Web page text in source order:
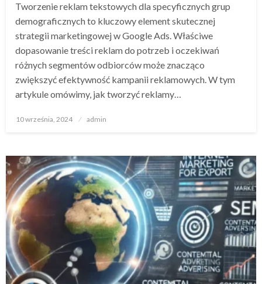
Tworzenie reklam tekstowych dla specyficznych grup
demograficznych to kluczowy element skutecznej
strategii marketingowej w Google Ads. Właściwe
dopasowanie treści reklam do potrzeb i oczekiwań
różnych segmentów odbiorców może znacząco
zwiększyć efektywność kampanii reklamowych. W tym
artykule omówimy, jak tworzyć reklamy…
Opublikowane
10 września, 2024 admin